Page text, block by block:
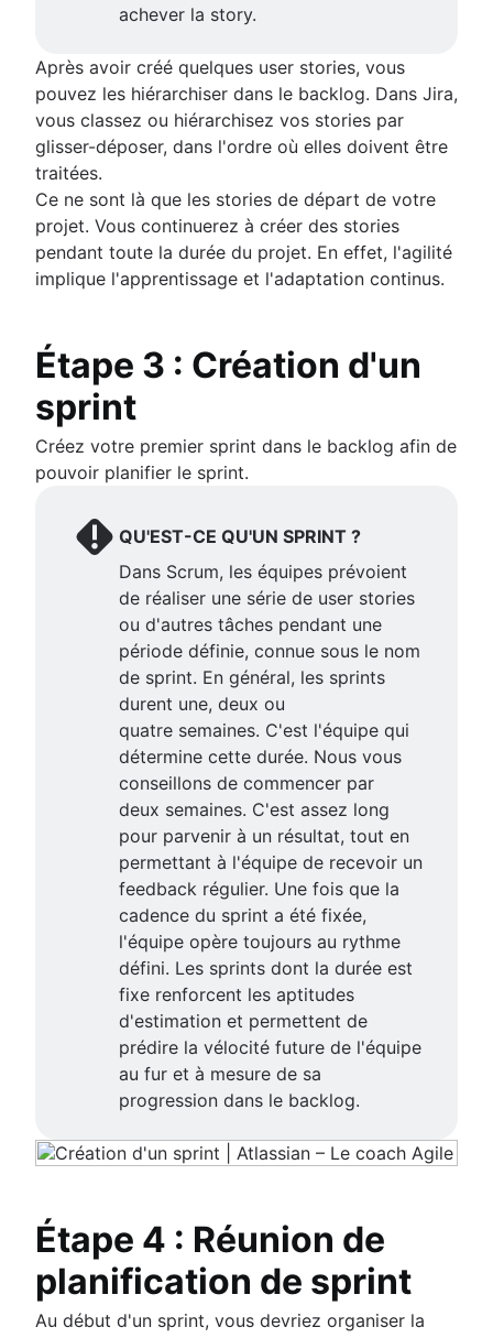
achever la story.
Après avoir créé quelques user stories, vous
pouvez les hiérarchiser dans le backlog. Dans Jira,
vous classez ou hiérarchisez vos stories par
glisser-déposer, dans l'ordre où elles doivent être
traitées.
Ce ne sont là que les stories de départ de votre
projet. Vous continuerez à créer des stories
pendant toute la durée du projet. En effet, l'agilité
implique l'apprentissage et l'adaptation continus.
Étape 3 : Création d'un
sprint
Créez votre premier sprint dans le backlog afin de
pouvoir planifier le sprint.
QU'EST-CE QU'UN SPRINT ?
Dans Scrum, les équipes prévoient
de réaliser une série de user stories
ou d'autres tâches pendant une
période définie, connue sous le nom
de sprint. En général, les sprints
durent une, deux ou
quatre semaines. C'est l'équipe qui
détermine cette durée. Nous vous
conseillons de commencer par
deux semaines. C'est assez long
pour parvenir à un résultat, tout en
permettant à l'équipe de recevoir un
feedback régulier. Une fois que la
cadence du sprint a été fixée,
l'équipe opère toujours au rythme
défini. Les sprints dont la durée est
fixe renforcent les aptitudes
d'estimation et permettent de
prédire la vélocité future de l'équipe
au fur et à mesure de sa
progression dans le backlog.
Étape 4 : Réunion de
planification de sprint
Au début d'un sprint, vous devriez organiser la